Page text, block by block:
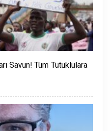
Savun! Tüm Tutuklulara